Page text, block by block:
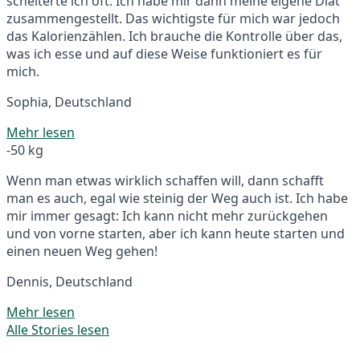
zusammengestellt. Das wichtigste für mich war jedoch
das Kalorienzählen. Ich brauche die Kontrolle über das,
was ich esse und auf diese Weise funktioniert es für
mich.
Sophia, Deutschland
Mehr lesen
-50 kg
Wenn man etwas wirklich schaffen will, dann schafft
man es auch, egal wie steinig der Weg auch ist. Ich habe
mir immer gesagt: Ich kann nicht mehr zurückgehen
und von vorne starten, aber ich kann heute starten und
einen neuen Weg gehen!
Dennis, Deutschland
Mehr lesen
Alle Stories lesen